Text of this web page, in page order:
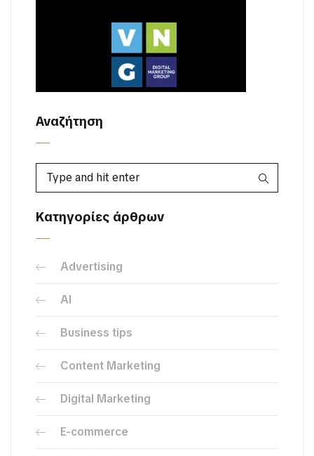
Αναζήτηση
Κατηγορίες άρθρων
Advertising
AI
Business tips
Content Marketing
Digital Marketing
E-commerce